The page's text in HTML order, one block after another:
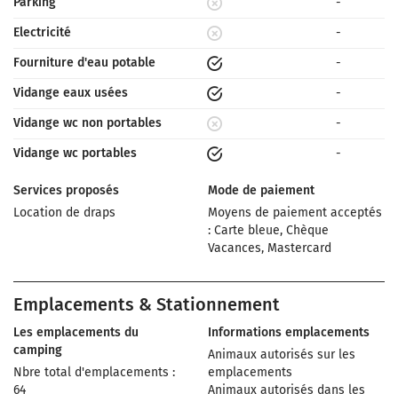
Electricité
-
Fourniture d'eau potable
-
Vidange eaux usées
-
Vidange wc non portables
-
Vidange wc portables
-
Services proposés
Location de draps
Mode de paiement
Moyens de paiement acceptés
: Carte bleue, Chèque
Vacances, Mastercard
Emplacements & Stationnement
Les emplacements du
camping
Nbre total d'emplacements :
64
Informations emplacements
Animaux autorisés sur les
emplacements
Animaux autorisés dans les